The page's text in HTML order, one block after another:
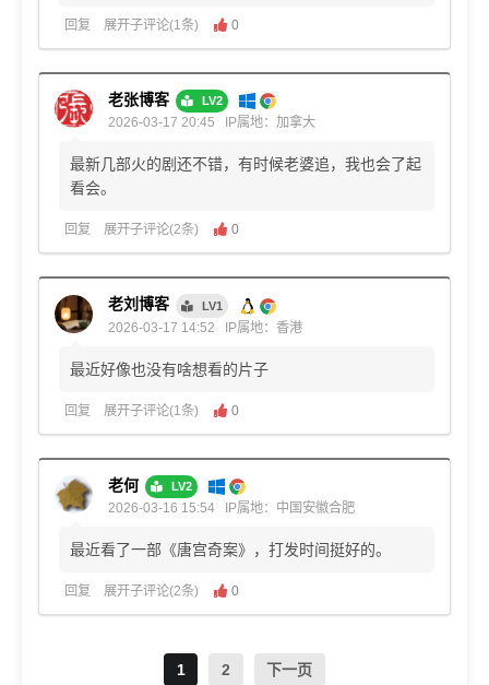
回复 展开子评论(1条) 0
老张博客 LV2
2026-03-17 20:45 IP属地：加拿大
最新几部火的剧还不错，有时候老婆追，我也会了起
看会。
回复 展开子评论(2条) 0
老刘博客 LV1
2026-03-17 14:52 IP属地：香港
最近好像也没有啥想看的片子
回复 展开子评论(1条) 0
老何 LV2
2026-03-16 15:54 IP属地：中国安徽合肥
最近看了一部《唐宫奇案》，打发时间挺好的。
回复 展开子评论(2条) 0
1 2 下一页